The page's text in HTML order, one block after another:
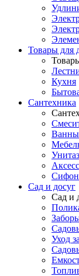
Товары для
Кухня
Сантехника
Сад и досуг
Сад и
Уход